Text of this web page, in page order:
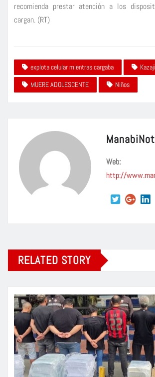
recomienda prestar atención a los
cargan. (RT)
explota celular mientras cargaba
MUERE ADOLESCENTE
Niños
Web:
http://
RELATED STORY